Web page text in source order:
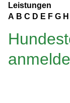
Leistungen
A B C D E F G H